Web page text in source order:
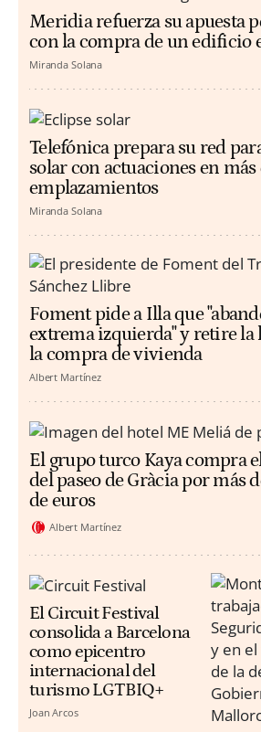
Meridia refuerza su apuesta
con la compra de un edificio
Miranda Solana
Telefónica prepara su red
solar con actuaciones en
emplazamientos
Miranda Solana
Foment pide a Illa que
extrema izquierda" y retire
la compra de vivienda
Albert Martínez
El grupo turco Kaya compra
del paseo de Gràcia por más
de euros
Albert Martínez
El Circuit Festival
consolida a Barcelona
como epicentro
internacional del
turismo LGTBIQ+
Joan Arcos